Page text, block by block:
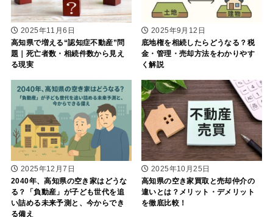
2025年11月6日
高知県で増える“認知症不動産”問
題｜死亡者数・相続件数から見え
る現実
2025年9月12日
底地権を相続したらどうなる？税
金・管理・売却方法をわかりやす
く解説
2025年12月7日
2040年、高知県の空き家はどうな
る？「負動産」が子ども世代を追
い詰める未来予測と、今からでき
る備え
2025年10月25日
高知県の空き家買取と売却仲介の
違いとは？メリット・デメリット
を徹底比較！